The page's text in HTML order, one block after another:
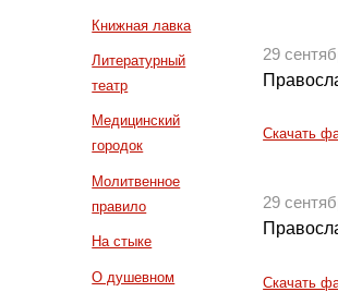
Книжная лавка
Литературный
театр
Медицинский
городок
Молитвенное
правило
На стыке
О душевном
29
Скачать
29
Скачать